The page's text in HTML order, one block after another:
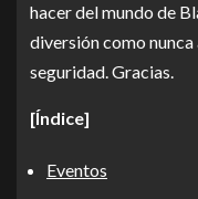
hacer del mundo de
diversión como
seguridad. Gracias.
[Índice]
Eventos